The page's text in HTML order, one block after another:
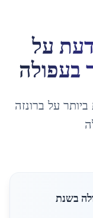
על
בעפולה
ביותר על ברונזה
בשנת